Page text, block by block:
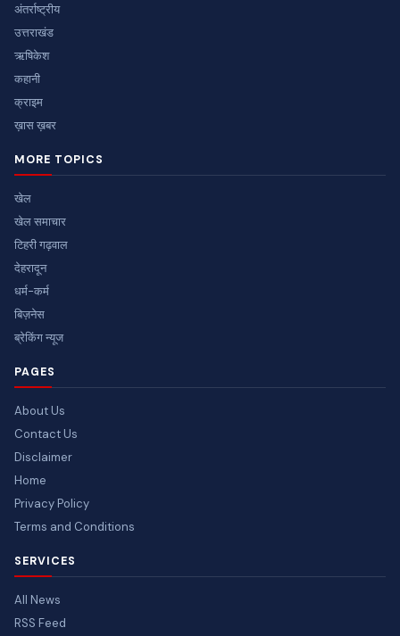
अंतर्राष्ट्रीय
उत्तराखंड
ऋषिकेश
कहानी
क्राइम
ख़ास ख़बर
MORE TOPICS
खेल
खेल समाचार
टिहरी गढ़वाल
देहरादून
धर्म-कर्म
बिज़नेस
ब्रेकिंग न्यूज
PAGES
About Us
Contact Us
Disclaimer
Home
Privacy Policy
Terms and Conditions
SERVICES
All News
RSS Feed